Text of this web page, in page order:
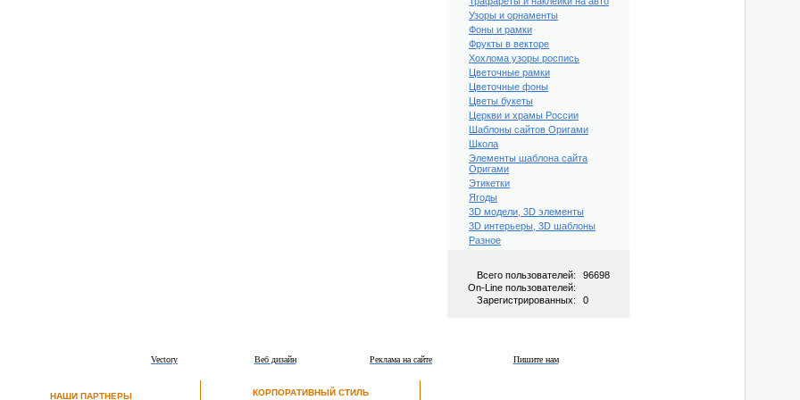
Узоры и орнаменты
Фоны и рамки
Фрукты в векторе
Хохлома узоры роспись
Цветочные рамки
Цветочные фоны
Цветы букеты
Церкви и храмы России
Шаблоны сайтов Оригами
Школа
Элементы шаблона сайта
Оригами
Этикетки
Ягоды
3D модели, 3D элементы
3D интерьеры, 3D шаблоны
Разное
Всего пользователей:
96698
On-Line пользователей:
Зарегистрированных:
0
Пишите нам
Реклама на сайте
Веб дизайн
Vectory
НАШИ ПАРТНЕРЫ КОРПОРАТИВНЫЙ СТИЛЬ